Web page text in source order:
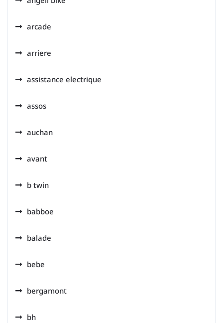
arcade
arriere
assistance electrique
assos
auchan
avant
b twin
babboe
balade
bebe
bergamont
bh